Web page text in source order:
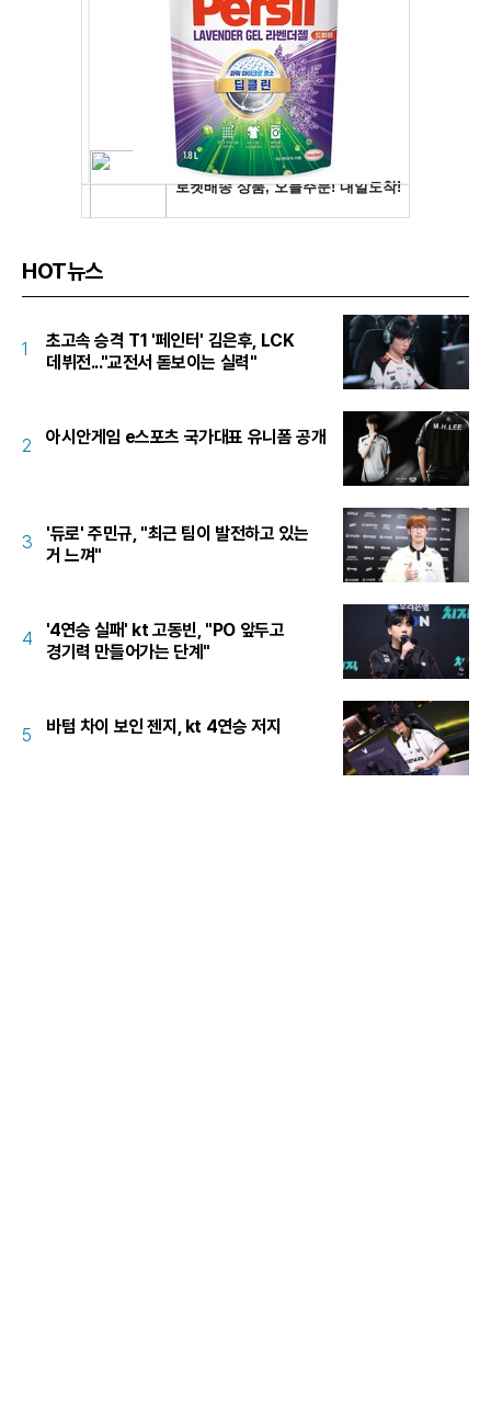
HOT뉴스
1
초고속 승격 T1 '페인터' 김은후, LCK
데뷔전..."교전서 돋보이는 실력"
2 아시안게임 e스포츠 국가대표 유니폼 공개
3
'듀로' 주민규, "최근 팀이 발전하고 있는
거 느껴"
4
'4연승 실패' kt 고동빈, "PO 앞두고
경기력 만들어가는 단계"
5 바텀 차이 보인 젠지, kt 4연승 저지